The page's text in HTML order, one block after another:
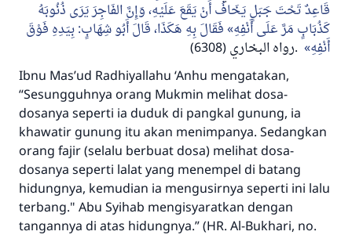
قَاعِدٌ تَحْتَ جَبَلٍ يَخَافُ أَنْ يَقَعَ عَلَيْهِ، وَإِنَّ الفَاجِرَ يَرَى ذُنُوبَهُ
كَذُبَابٍ مَرَّ عَلَى أَنْفِهِ» فَقَالَ بِهِ هَكَذَا، قَالَ أَبُو شِهَابٍ: بِيَدِهِ فَوْقَ
أَنْفِهِ
.رواه البخاري (6308)
Ibnu Mas’ud Radhiyallahu ‘Anhu mengatakan,
“Sesungguhnya orang Mukmin melihat dosa-
dosanya seperti ia duduk di pangkal gunung, ia
khawatir gunung itu akan menimpanya. Sedangkan
orang fajir (selalu berbuat dosa) melihat dosa-
dosanya seperti lalat yang menempel di batang
hidungnya, kemudian ia mengusirnya seperti ini lalu
terbang." Abu Syihab mengisyaratkan dengan
tangannya di atas hidungnya.” (HR. Al-Bukhari, no.